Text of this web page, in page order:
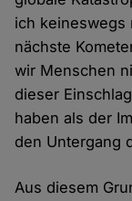
ich keineswegs
nächste
wir Menschen
dieser
haben als der
den Untergang
Aus diesem